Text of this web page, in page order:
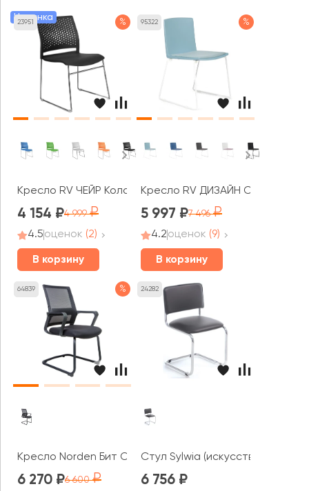
23951
Новинка %
Кресло RV ЧЕЙР Колор / Color (D918)
4 154 4 999
4.5оценок (2)
В корзину
95322 %
Кресло RV ДИЗАЙН Симпл /
5 997 7 496
4.2оценок (9)
В корзину
64839 %
Кресло Norden Бит CF
6 270 6 600
24282
Стул Sylwia (искусственная
6 756